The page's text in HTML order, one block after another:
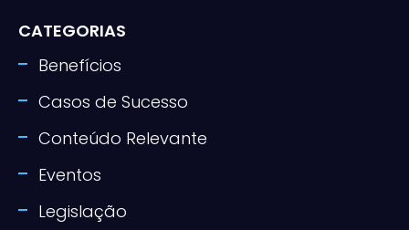
CATEGORIAS
Benefícios
Casos de Sucesso
Conteúdo Relevante
Eventos
Legislação